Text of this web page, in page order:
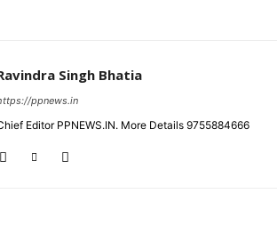
Singh Bhatia
ppnews.in
Editor PPNEWS.IN. More Details 9755884666